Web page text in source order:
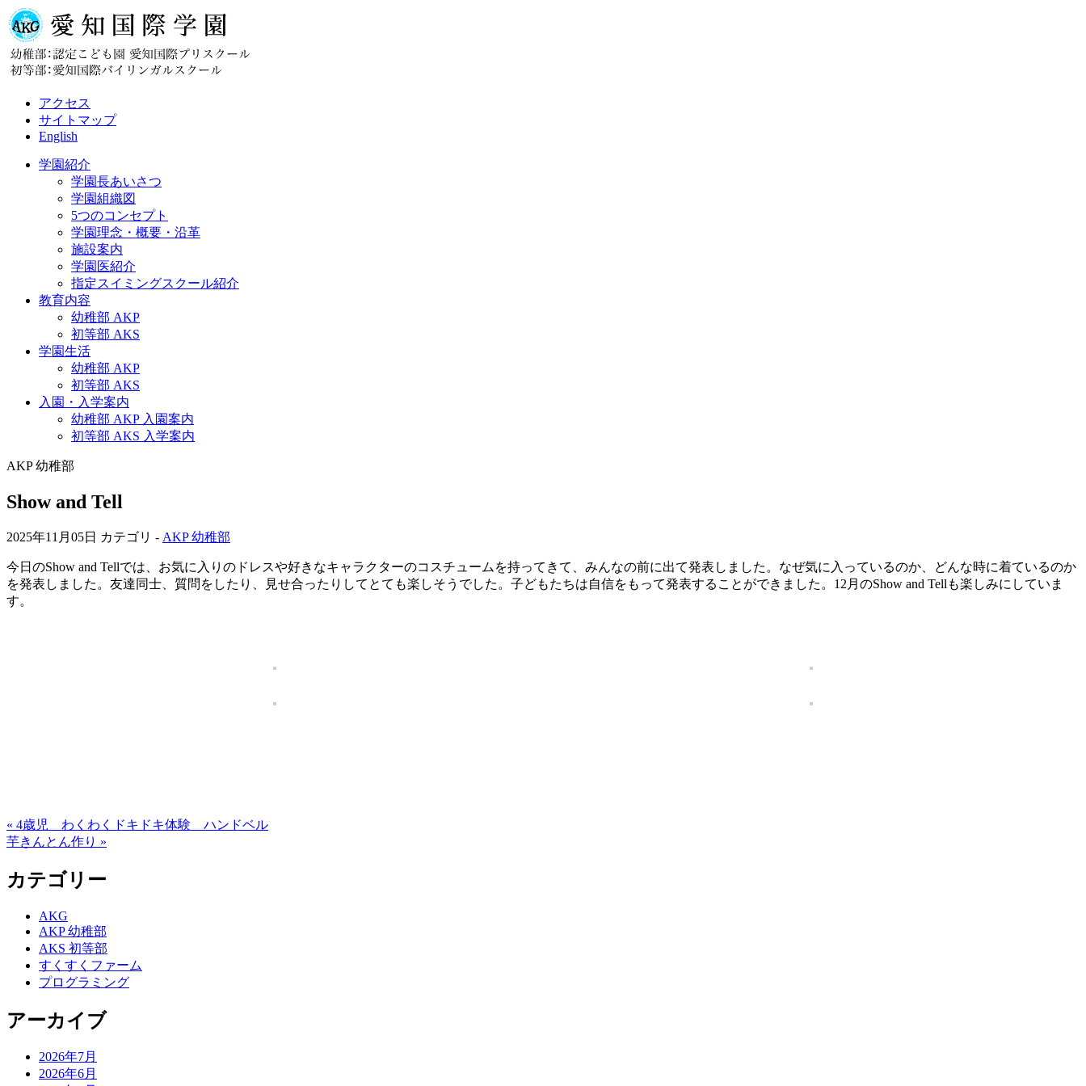
アクセス
サイトマップ
English
学園紹介
学園長あいさつ
学園組織図
5つのコンセプト
学園理念・概要・沿革
施設案内
学園医紹介
指定スイミングスクール紹介
教育内容
幼稚部 AKP
初等部 AKS
学園生活
幼稚部 AKP
初等部 AKS
入園・入学案内
幼稚部 AKP 入園案内
初等部 AKS 入学案内
AKP 幼稚部
Show and Tell
2025年11月05日 カテゴリ - AKP 幼稚部
今日のShow and Tellでは、お気に入りのドレスや好きなキャラクターのコスチュームを持ってきて、みんなの前に出て発表しました。なぜ気に入っているのか、どんな時に着ているのか
を発表しました。友達同士、質問をしたり、見せ合ったりしてとても楽しそうでした。子どもたちは自信をもって発表することができました。12月のShow and Tellも楽しみにしていま
す。
« 4歳児 わくわくドキドキ体験 ハンドベル
芋きんとん作り »
カテゴリー
AKG
AKP 幼稚部
AKS 初等部
すくすくファーム
プログラミング
アーカイブ
2026年7月
2026年6月